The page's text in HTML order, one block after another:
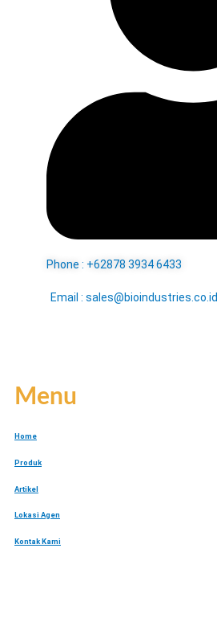
Phone : +62878 3934 6433
Email : sales@bioindustries.co.id
Menu
Home
Produk
Artikel
Lokasi Agen
Kontak Kami